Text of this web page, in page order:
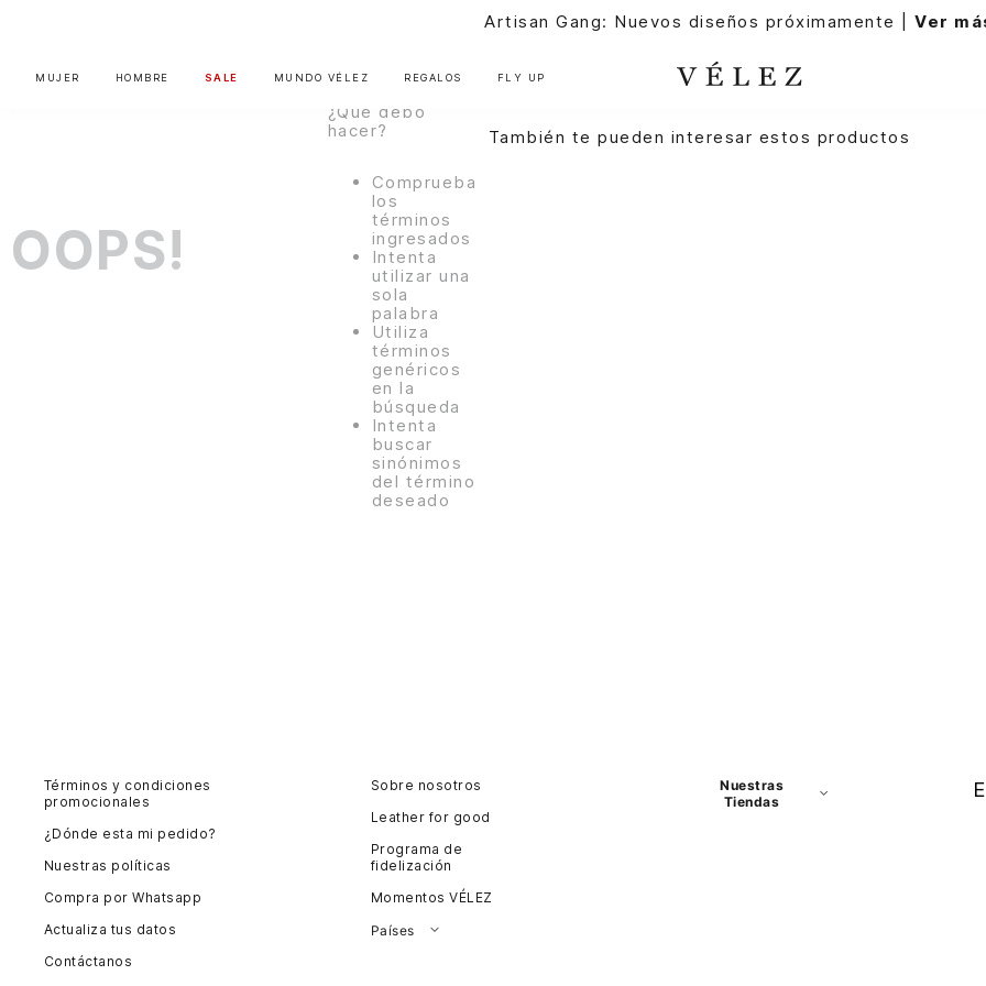
Artisan Gang: Nuevos diseños próximamente | Ver
MUJER HOMBRE SALE MUNDO VÉLEZ REGALOS FLY UP
OOPS!
1038819-28"
¿Qué debo
hacer?
Comprueba
los
términos
ingresados
Intenta
utilizar una
sola
palabra
Utiliza
términos
genéricos
en la
búsqueda
Intenta
buscar
sinónimos
del término
deseado
También te pueden interesar estos productos
Términos y condiciones
promocionales
¿Dónde esta mi pedido?
Nuestras políticas
Compra por Whatsapp
Actualiza tus datos
Contáctanos
Sobre nosotros
Leather for good
Programa de
fidelización
Momentos VÉLEZ
Países
Nuestras
Tiendas